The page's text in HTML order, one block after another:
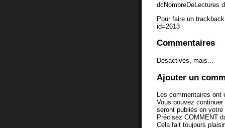
dcNombreDeLectures
Pour faire un
id=2613
Commentaires
Désactivés, mais...
Ajouter un
Les commentaires ont
Vous pouvez continuer
seront publiés en votre
Précisez COMMENT
Cela fait toujours